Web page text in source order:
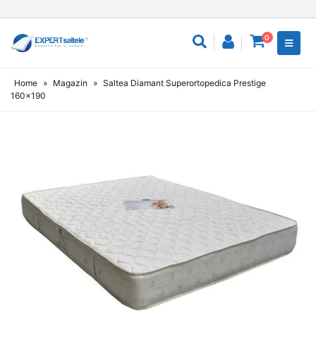
0
Home » Magazin » Saltea Diamant Superortopedica Prestige
160×190